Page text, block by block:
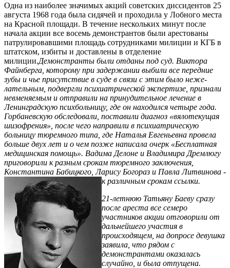
Одна из наиболее значимых акций советских диссидентов 25
августа 1968 года была сидячей и проходила у Лобного места
на Красной площади. В течение нескольких минут после
начала акции все восемь демонстрантов были арестованы
патрулировавшими площадь сотрудниками милиции и КГБ в
штатском, избиты и доставлены в отделение
милиции.Демонстранты были отданы под суд. Виктора
Файнберга, которому при задержании выбили все передние
зубы и чье при­сутствие в суде в связи с этим было не­же­
лательным, подвергли психиатрической экспертизе, признали
невменяемым и отправили на принудительное лечение в
Ленинградскую психбольницу, где он находился четыре года.
Горбаневскую обследовали, поставили диагноз «вялотекущая
шизофрения», после чего направили в пси­хиатрическую
больницу тюремного типа, где Наталья Евгеньевна провела
больше двух лет и о чем позже написала очерк «Бес­­платная
медицинская помощь». Вадима Делоне и Владимира Дремлюгу
приговорили к разным срокам тюремного заключения,
Константина Бабицкого, Ларису Богораз и Павла Литвинова -
к различным срокам ссылки.
21-летнюю Татьяну Баеву сразу
после ареста все семеро
участников акции отговорили от
дальнейшего участия в
происходящем, на допросе девушка
заявила, что рядом с
демонстрантами оказалась
случайно, и была отпущена.